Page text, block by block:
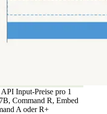
Input-Preise pro 1
Command R, Embed
A oder R+